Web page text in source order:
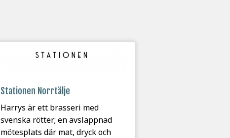
Stationen Norrtälje
Harrys är ett brasseri med
svenska rötter; en avslappnad
mötesplats där mat, dryck och